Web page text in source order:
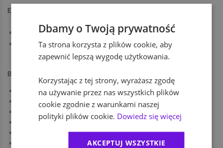
Etapy rekrutacji:
Aplikuj. Jeśli robisz to po raz pierwszy, załóż profil i dodaj CV
Porozmawiajmy. Czeka Cię rozmowa z rekruterem i osobą z
przyszłego zespołu
Benefity
dofinansowanie zajęć sportowych
dofinansowanie nauki języków
dofinansowanie szkoleń i kursów
ubezpieczenie na życie
możliwość pracy zdalnej
Dbamy o Twoją prywatność
Ta strona korzysta z plików cookie, aby
zapewnić lepszą wygodę użytkowania.
Korzystając z tej strony, wyrażasz zgodę
na używanie przez nas wszystkich plików
cookie zgodnie z warunkami naszej
polityki plików cookie. Dowiedz się więcej
AKCEPTUJ WSZYSTKIE